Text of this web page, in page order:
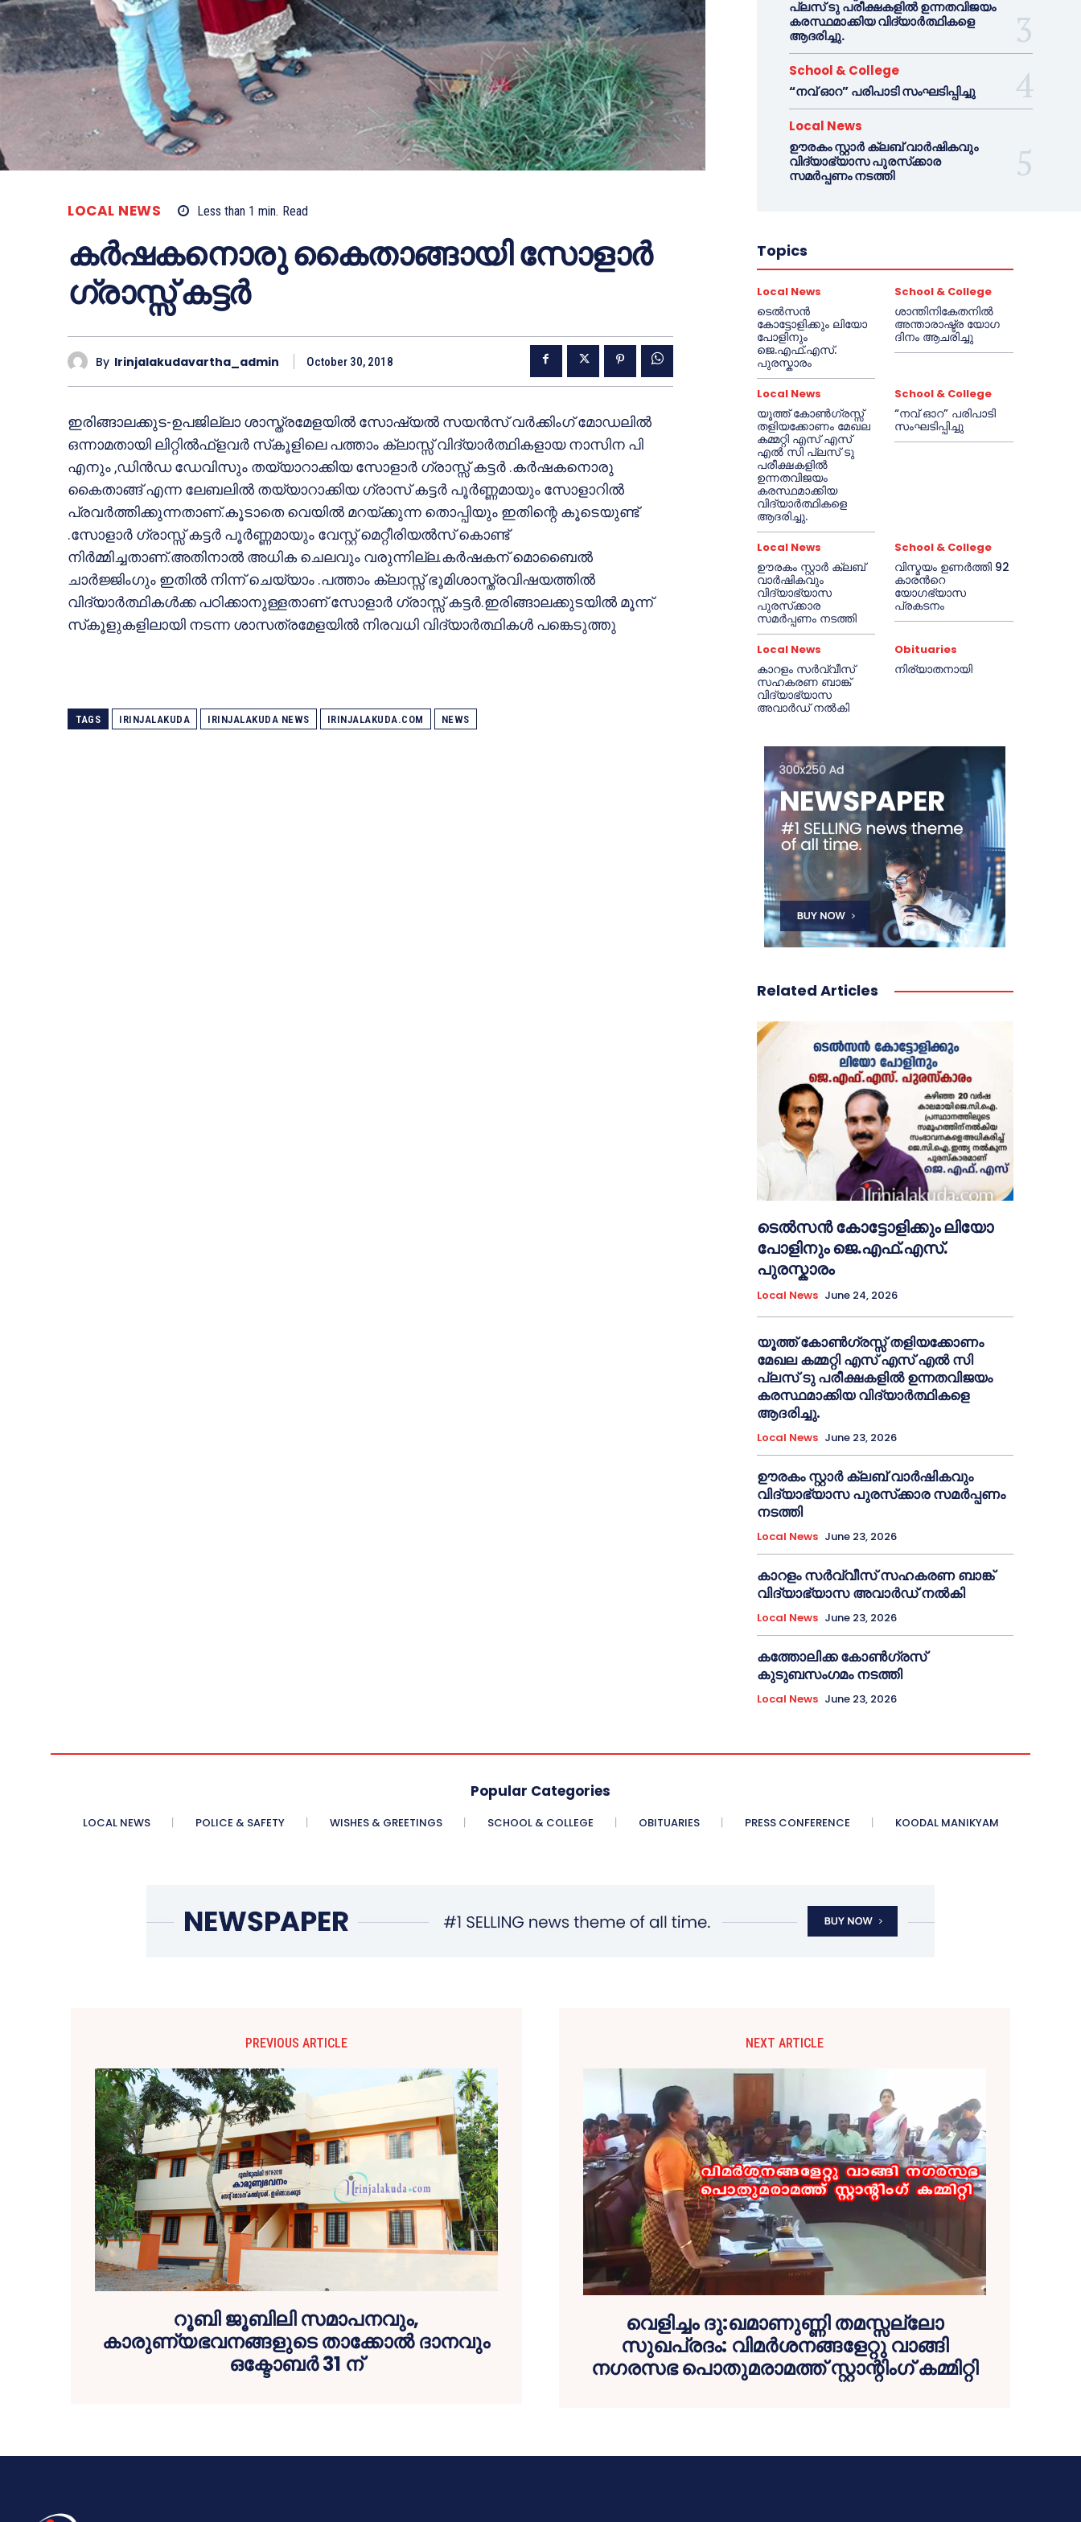
LOCAL NEWS Less than 1 min. Read
കര്‍ഷകനൊരു കൈതാങ്ങായി സോളാര്‍
ഗ്രാസ്സ് കട്ടര്‍
By Irinjalakudavartha_admin October 30, 2018
ഇരിങ്ങാലക്കുട-ഉപജില്ലാ ശാസ്ത്രമേളയില്‍ സോഷ്യല്‍ സയന്‍സ് വര്‍ക്കിംഗ് മോഡലില്‍
ഒന്നാമതായി ലിറ്റില്‍ഫ്‌ളവര്‍ സ്‌കൂളിലെ പത്താം ക്ലാസ്സ് വിദ്യാര്‍ത്ഥികളായ നാസിന പി
എനും ,ഡിന്‍ഡ ഡേവിസും തയ്യാറാക്കിയ സോളാര്‍ ഗ്രാസ്സ് കട്ടര്‍ .കര്‍ഷകനൊരു
കൈതാങ്ങ് എന്ന ലേബലില്‍ തയ്യാറാക്കിയ ഗ്രാസ് കട്ടര്‍ പൂര്‍ണ്ണമായും സോളാറില്‍
പ്രവര്‍ത്തിക്കുന്നതാണ്.കൂടാതെ വെയില്‍ മറയ്ക്കുന്ന തൊപ്പിയും ഇതിന്റെ കൂടെയുണ്ട്
.സോളാര്‍ ഗ്രാസ്സ് കട്ടര്‍ പൂര്‍ണ്ണമായും വേസ്റ്റ് മെറ്റീരിയല്‍സ് കൊണ്ട്
നിര്‍മ്മിച്ചതാണ്.അതിനാല്‍ അധിക ചെലവും വരുന്നില്ല.കര്‍ഷകന് മൊബൈല്‍
ചാര്‍ജ്ജിംഗും ഇതില്‍ നിന്ന് ചെയ്യാം .പത്താം ക്ലാസ്സ് ഭൂമിശാസ്ത്രവിഷയത്തില്‍
വിദ്യാര്‍ത്ഥികള്‍ക്ക പഠിക്കാനുള്ളതാണ് സോളാര്‍ ഗ്രാസ്സ് കട്ടര്‍.ഇരിങ്ങാലക്കുടയില്‍ മൂന്ന്
സ്‌കൂളുകളിലായി നടന്ന ശാസത്രമേളയില്‍ നിരവധി വിദ്യാര്‍ത്ഥികള്‍ പങ്കെടുത്തു
TAGS IRINJALAKUDA IRINJALAKUDA NEWS IRINJALAKUDA.COM NEWS
പ്ലസ് ടു പരീക്ഷകളിൽ ഉന്നതവിജയം
കരസ്ഥമാക്കിയ വിദ്യാർത്ഥികളെ
ആദരിച്ചു.
School & College
“നവ് ഓറ” പരിപാടി സംഘടിപ്പിച്ചു
Local News
ഊരകം സ്റ്റാർ ക്ലബ് വാർഷികവും
വിദ്യാഭ്യാസ പുരസ്‌ക്കാര
സമർപ്പണം നടത്തി
Topics
Local News
ടെൽസൻ
കോട്ടോളിക്കും ലിയോ
പോളിനും
ജെ.എഫ്.എസ്.
പുരസ്കാരം
School & College
ശാന്തിനികേതനിൽ
അന്താരാഷ്ട്ര യോഗ
ദിനം ആചരിച്ചു
Local News
യൂത്ത് കോൺഗ്രസ്സ്
തളിയക്കോണം മേഖല
കമ്മറ്റി എസ് എസ്
എൽ സി പ്ലസ് ടു
പരീക്ഷകളിൽ
ഉന്നതവിജയം
കരസ്ഥമാക്കിയ
വിദ്യാർത്ഥികളെ
ആദരിച്ചു.
School & College
“നവ് ഓറ” പരിപാടി
സംഘടിപ്പിച്ചു
Local News
ഊരകം സ്റ്റാർ ക്ലബ്
വാർഷികവും
വിദ്യാഭ്യാസ
പുരസ്‌ക്കാര
സമർപ്പണം നടത്തി
School & College
വിസ്മയം ഉണർത്തി 92
കാരൻറെ
യോഗഭ്യാസ
പ്രകടനം
Local News
കാറളം സർവ്വീസ്
സഹകരണ ബാങ്ക്
വിദ്യാഭ്യാസ
അവാർഡ് നൽകി
Obituaries
നിര്യാതനായി
Related Articles
ടെൽസൻ കോട്ടോളിക്കും ലിയോ
പോളിനും ജെ.എഫ്.എസ്.
പുരസ്കാരം
Local News June 24, 2026
യൂത്ത് കോൺഗ്രസ്സ് തളിയക്കോണം
മേഖല കമ്മറ്റി എസ് എസ് എൽ സി
പ്ലസ് ടു പരീക്ഷകളിൽ ഉന്നതവിജയം
കരസ്ഥമാക്കിയ വിദ്യാർത്ഥികളെ
ആദരിച്ചു.
Local News June 23, 2026
ഊരകം സ്റ്റാർ ക്ലബ് വാർഷികവും
വിദ്യാഭ്യാസ പുരസ്‌ക്കാര സമർപ്പണം
നടത്തി
Local News June 23, 2026
കാറളം സർവ്വീസ് സഹകരണ ബാങ്ക്
വിദ്യാഭ്യാസ അവാർഡ് നൽകി
Local News June 23, 2026
കത്തോലിക്ക കോൺഗ്രസ്
കുടുബസംഗമം നടത്തി
Local News June 23, 2026
Popular Categories
LOCAL NEWS POLICE & SAFETY WISHES & GREETINGS SCHOOL & COLLEGE OBITUARIES PRESS CONFERENCE KOODAL MANIKYAM
PREVIOUS ARTICLE
റൂബി ജൂബിലി സമാപനവും,
കാരുണ്യഭവനങ്ങളുടെ താക്കോല്‍ ദാനവും
ഒക്ടോബര്‍ 31 ന്‌
NEXT ARTICLE
വെളിച്ചം ദു:ഖമാണുണ്ണി തമസ്സല്ലോ
സുഖപ്രദം: വിമര്‍ശനങ്ങളേറ്റു വാങ്ങി
നഗരസഭ പൊതുമരാമത്ത് സ്റ്റാന്റിംഗ് കമ്മിറ്റി